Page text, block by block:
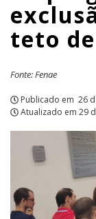
APCEF/
teto
Fonte: Fenae
Publicado em 26
Atualizado em 29